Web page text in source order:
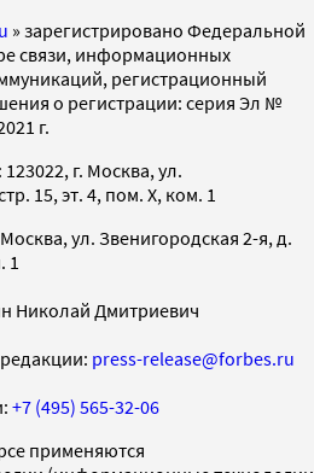
» зарегистрировано Федеральной
связи, информационных
регистрационный
о регистрации: серия Эл №
г.
г. Москва, ул.
15, эт. 4, пом. X, ком. 1
ул. Звенигородская 2-я, д.
1
Николай Дмитриевич
press-release@forbes.ru
+7 (495) 565-32-06
применяются